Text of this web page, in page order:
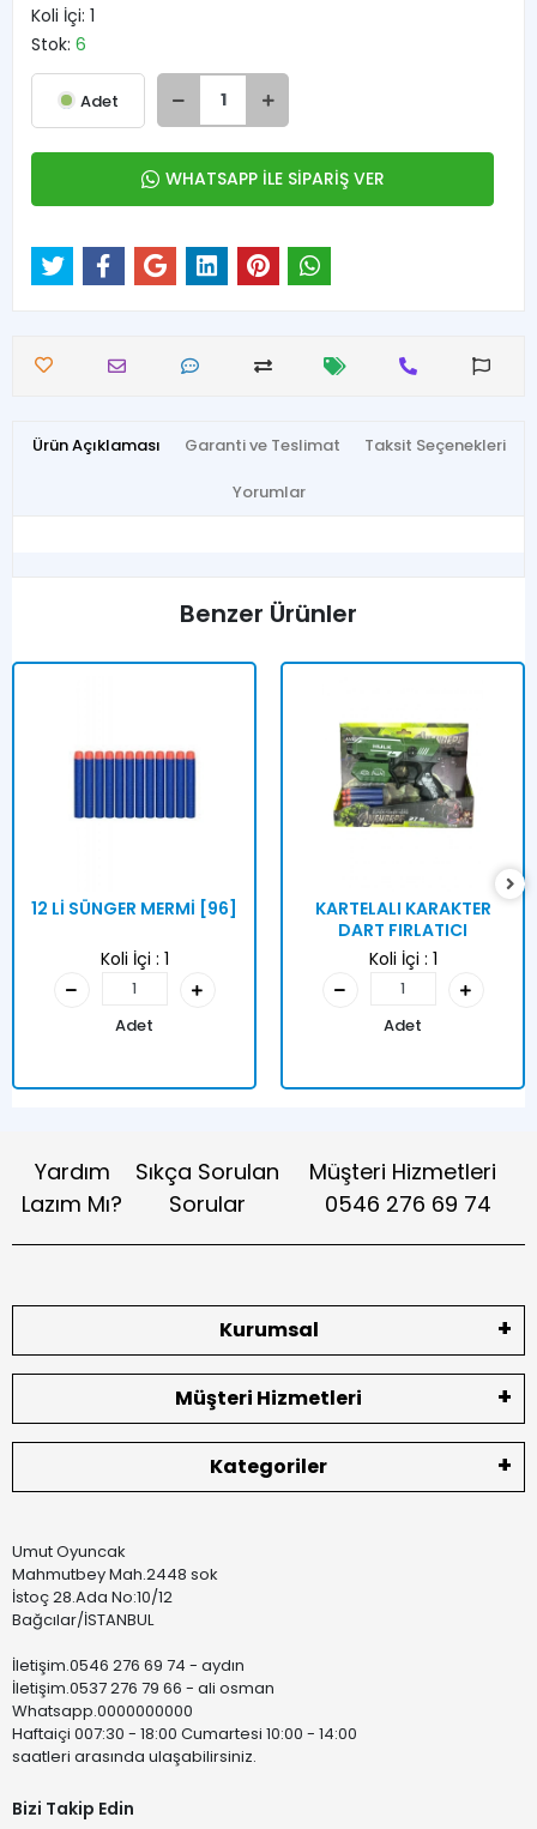
Koli İçi: 1
Stok: 6
Adet
WHATSAPP İLE SİPARİŞ VER
Ürün Açıklaması Garanti ve Teslimat Taksit Seçenekleri
Yorumlar
Benzer Ürünler
12 Lİ SÜNGER MERMİ [96]
Koli İçi : 1
Adet
KARTELALI KARAKTER
DART FIRLATICI
Koli İçi : 1
Adet
Yardım
Lazım Mı?
Sıkça Sorulan
Sorular
Müşteri Hizmetleri
0546 276 69 74
Kurumsal
Müşteri Hizmetleri
Kategoriler
Umut Oyuncak
Mahmutbey Mah.2448 sok
İstoç 28.Ada No:10/12
Bağcılar/İSTANBUL
İletişim.0546 276 69 74 - aydın
İletişim.0537 276 79 66 - ali osman
Whatsapp.0000000000
Haftaiçi 007:30 - 18:00 Cumartesi 10:00 - 14:00
saatleri arasında ulaşabilirsiniz.
Bizi Takip Edin